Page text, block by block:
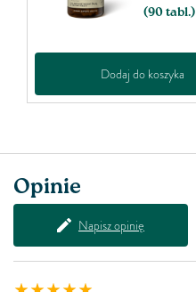
(90 tabl.)
Dodaj do koszyka
Opinie
Napisz opinię